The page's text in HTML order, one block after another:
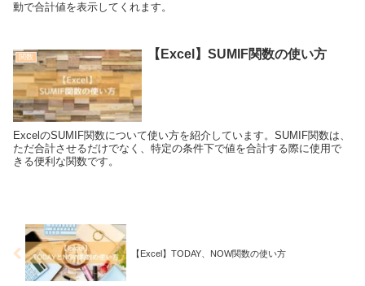
動で合計値を表示してくれます。
関数 【Excel】SUMIF関数の使い方
ExcelのSUMIF関数について使い方を紹介しています。SUMIF関数は、
ただ合計させるだけでなく、特定の条件下で値を合計する際に使用で
きる便利な関数です。
【Excel】TODAY、NOW関数の使い方